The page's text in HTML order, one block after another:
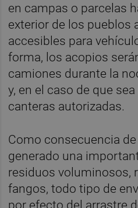
en campas o parcelas
exterior de los pueblos
accesibles para
forma, los acopios
camiones durante la
y, en el caso de que
canteras autorizadas.
Como consecuencia de
generado una
residuos voluminosos,
fangos, todo tipo de
por efecto del arrastre